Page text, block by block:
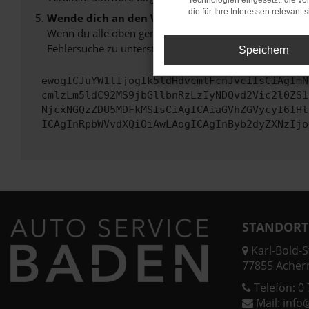
Wende dich an den Webseitenbetreiber.
Wenn du alle oben genannten Schritte versucht hast,
Fehlersuche zu unterstützen:
Karl-Bold-
77855
Telefon: 0
Mail:
die für Ihre Interessen relevant
Speichern